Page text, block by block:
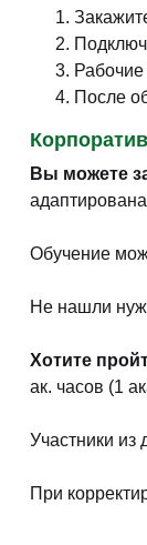
После
Вы можете
Обучение
Не нашли
Хотите
ак. часов (1
Участники из
При